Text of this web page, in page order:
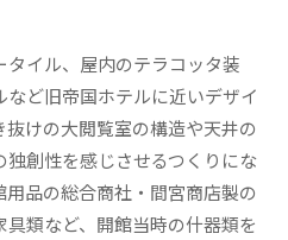
イル、屋内のテラコッタ装
ど旧帝国ホテルに近いデザイ
けの大閲覧室の構造や天井の
創性を感じさせるつくりにな
品の総合商社・間宮商店製の
類など、開館当時の什器類を